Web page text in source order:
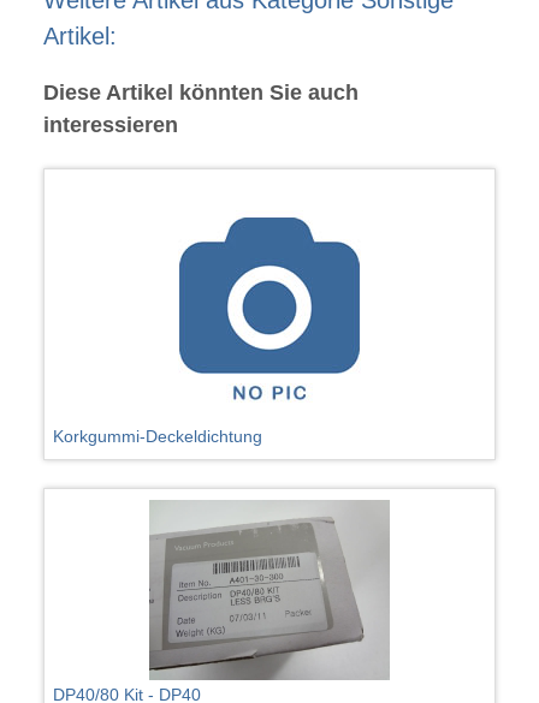
Artikel:
Diese Artikel könnten Sie auch
interessieren
Korkgummi-Deckeldichtung
DP40/80 Kit - DP40